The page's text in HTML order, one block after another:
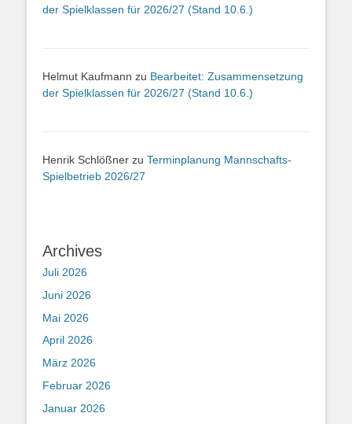
der Spielklassen für 2026/27 (Stand 10.6.)
Helmut Kaufmann zu Bearbeitet: Zusammensetzung
der Spielklassen für 2026/27 (Stand 10.6.)
Henrik Schlößner zu Terminplanung Mannschafts-
Spielbetrieb 2026/27
Archives
Juli 2026
Juni 2026
Mai 2026
April 2026
März 2026
Februar 2026
Januar 2026